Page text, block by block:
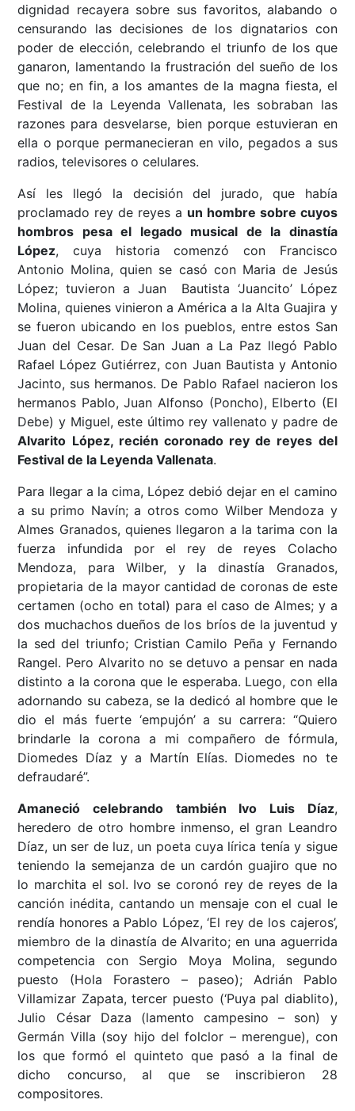
dignidad recayera sobre sus favoritos, alabando o
censurando las decisiones de los dignatarios con
poder de elección, celebrando el triunfo de los que
ganaron, lamentando la frustración del sueño de los
que no; en fin, a los amantes de la magna fiesta, el
Festival de la Leyenda Vallenata, les sobraban las
razones para desvelarse, bien porque estuvieran en
ella o porque permanecieran en vilo, pegados a sus
radios, televisores o celulares.
Así les llegó la decisión del jurado, que había
proclamado rey de reyes a un hombre sobre cuyos
hombros pesa el legado musical de la dinastía
López, cuya historia comenzó con Francisco
Antonio Molina, quien se casó con Maria de Jesús
López; tuvieron a Juan Bautista ‘Juancito’ López
Molina, quienes vinieron a América a la Alta Guajira y
se fueron ubicando en los pueblos, entre estos San
Juan del Cesar. De San Juan a La Paz llegó Pablo
Rafael López Gutiérrez, con Juan Bautista y Antonio
Jacinto, sus hermanos. De Pablo Rafael nacieron los
hermanos Pablo, Juan Alfonso (Poncho), Elberto (El
Debe) y Miguel, este último rey vallenato y padre de
Alvarito López, recién coronado rey de reyes del
Festival de la Leyenda Vallenata.
Para llegar a la cima, López debió dejar en el camino
a su primo Navín; a otros como Wilber Mendoza y
Almes Granados, quienes llegaron a la tarima con la
fuerza infundida por el rey de reyes Colacho
Mendoza, para Wilber, y la dinastía Granados,
propietaria de la mayor cantidad de coronas de este
certamen (ocho en total) para el caso de Almes; y a
dos muchachos dueños de los bríos de la juventud y
la sed del triunfo; Cristian Camilo Peña y Fernando
Rangel. Pero Alvarito no se detuvo a pensar en nada
distinto a la corona que le esperaba. Luego, con ella
adornando su cabeza, se la dedicó al hombre que le
dio el más fuerte ‘empujón’ a su carrera: “Quiero
brindarle la corona a mi compañero de fórmula,
Diomedes Díaz y a Martín Elías. Diomedes no te
defraudaré”.
Amaneció celebrando también Ivo Luis Díaz,
heredero de otro hombre inmenso, el gran Leandro
Díaz, un ser de luz, un poeta cuya lírica tenía y sigue
teniendo la semejanza de un cardón guajiro que no
lo marchita el sol. Ivo se coronó rey de reyes de la
canción inédita, cantando un mensaje con el cual le
rendía honores a Pablo López, ‘El rey de los cajeros’,
miembro de la dinastía de Alvarito; en una aguerrida
competencia con Sergio Moya Molina, segundo
puesto (Hola Forastero – paseo); Adrián Pablo
Villamizar Zapata, tercer puesto (‘Puya pal diablito),
Julio César Daza (lamento campesino – son) y
Germán Villa (soy hijo del folclor – merengue), con
los que formó el quinteto que pasó a la final de
dicho concurso, al que se inscribieron 28
compositores.